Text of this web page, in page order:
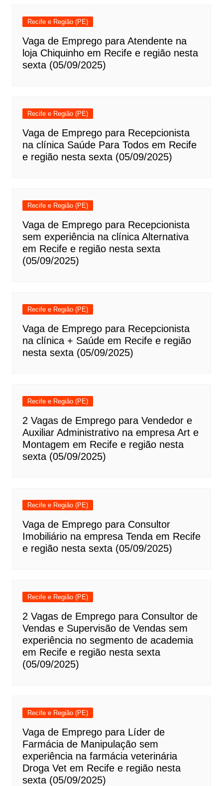
Recife e Região (PE)
Vaga de Emprego para Atendente na
loja Chiquinho em Recife e região nesta
sexta (05/09/2025)
Recife e Região (PE)
Vaga de Emprego para Recepcionista
na clínica Saúde Para Todos em Recife
e região nesta sexta (05/09/2025)
Recife e Região (PE)
Vaga de Emprego para Recepcionista
sem experiência na clínica Alternativa
em Recife e região nesta sexta
(05/09/2025)
Recife e Região (PE)
Vaga de Emprego para Recepcionista
na clínica + Saúde em Recife e região
nesta sexta (05/09/2025)
Recife e Região (PE)
2 Vagas de Emprego para Vendedor e
Auxiliar Administrativo na empresa Art e
Montagem em Recife e região nesta
sexta (05/09/2025)
Recife e Região (PE)
Vaga de Emprego para Consultor
Imobiliário na empresa Tenda em Recife
e região nesta sexta (05/09/2025)
Recife e Região (PE)
2 Vagas de Emprego para Consultor de
Vendas e Supervisão de Vendas sem
experiência no segmento de academia
em Recife e região nesta sexta
(05/09/2025)
Recife e Região (PE)
Vaga de Emprego para Líder de
Farmácia de Manipulação sem
experiência na farmácia veterinária
Droga Vet em Recife e região nesta
sexta (05/09/2025)